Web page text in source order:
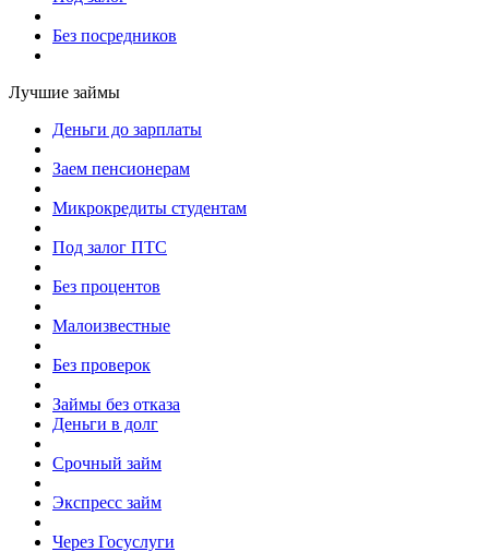
Без посредников
Лучшие займы
Деньги до зарплаты
Заем пенсионерам
Микрокредиты студентам
Под залог ПТС
Без процентов
Малоизвестные
Без проверок
Займы без отказа
Деньги в долг
Срочный займ
Экспресс займ
Через Госуслуги